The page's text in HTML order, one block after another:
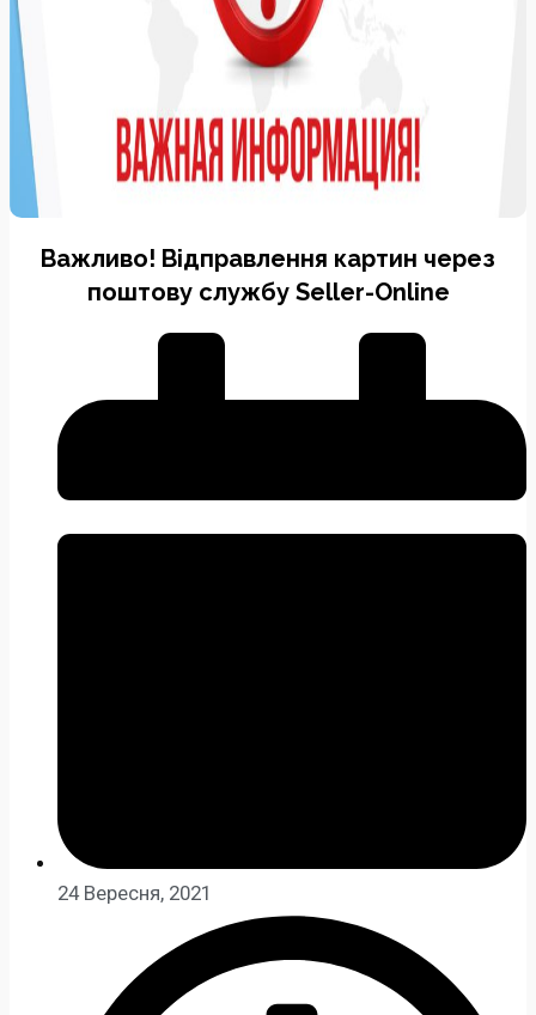
Важливо! Відправлення картин через
поштову службу Seller-Online
24 Вересня, 2021